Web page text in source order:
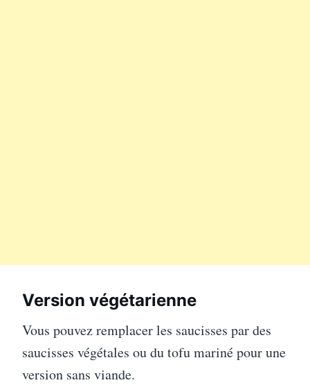
Version végétarienne
Vous pouvez remplacer les saucisses par des
saucisses végétales ou du tofu mariné pour une
version sans viande.